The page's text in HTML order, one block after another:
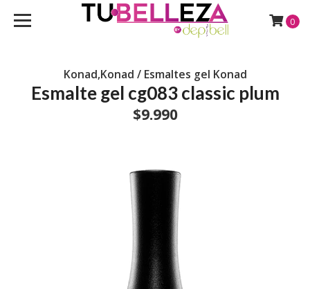
0
Konad,Konad / Esmaltes gel Konad
Esmalte gel cg083 classic plum
$9.990